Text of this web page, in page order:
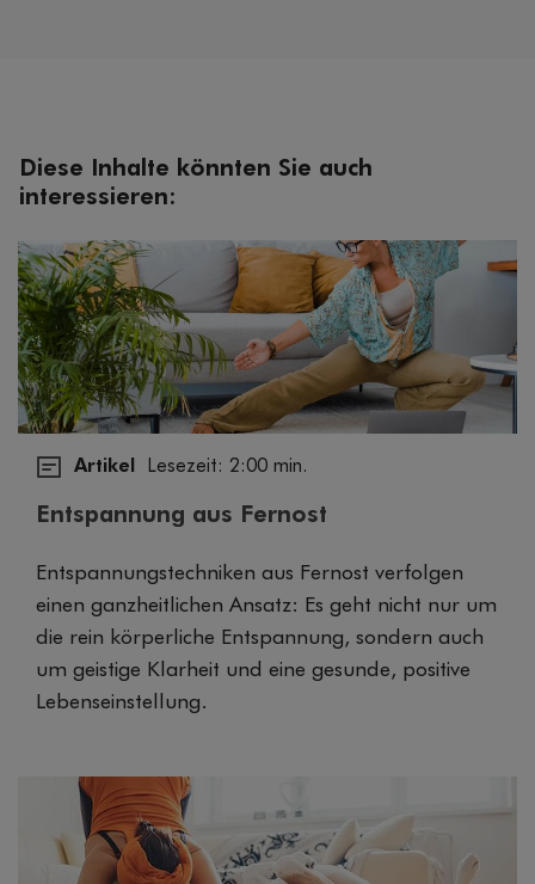
Diese Inhalte könnten Sie auch
interessieren:
Artikel Lesezeit: 2:00 min.
Entspannung aus Fernost
Entspannungstechniken aus Fernost verfolgen
einen ganzheitlichen Ansatz: Es geht nicht nur um
die rein körperliche Entspannung, sondern auch
um geistige Klarheit und eine gesunde, positive
Lebenseinstellung.